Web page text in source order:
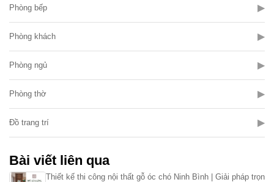
Phòng bếp ▶
Phòng khách ▶
Phòng ngủ ▶
Phòng thờ ▶
Đồ trang trí ▶
Bài viết liên qua
Thiết kế thi công nội thất gỗ óc chó Ninh Bình | Giải pháp trọn